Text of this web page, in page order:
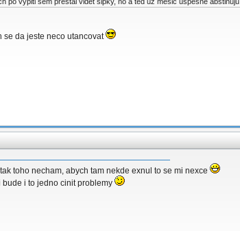
se da jeste neco utancovat
toho necham, abych tam nekde exnul to se mi nexce
bude i to jedno cinit problemy